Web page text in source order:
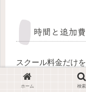
時間と追加
スクール料金だけ
にくいため、受付
シャワー、帰り支
ホーム 検索